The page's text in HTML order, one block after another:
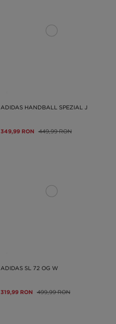
ADIDAS HANDBALL SPEZIAL J
349,99 RON 449,99 RON
ADIDAS SL 72 OG W
319,99 RON 499,99 RON